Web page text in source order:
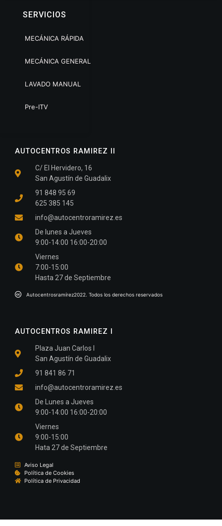
AUTOCENTROS RAMIREZ I
Plaza Juan Carlos I
San Agustín de Guadalix
91 841 86 71
info@autocentroramirez.es
De Lunes a Jueves
9:00-14:00 16:00-20:00
Viernes
9:00-15:00
Hata 27 de Septiembre
Aviso Legal
Política de Cookies
Política de Privacidad
AUTOCENTROS RAMIREZ II
C/ El Hervidero, 16
San Agustín de Guadalix
91 848 95 69
625 385 145
info@autocentroramirez.es
De lunes a Jueves
9:00-14:00 16:00-20:00
Viernes
7:00-15:00
Hasta 27 de Septiembre
Autocentrosramírez2022. Todos los derechos reservados
SERVICIOS
MECÁNICA RÁPIDA
MECÁNICA GENERAL
LAVADO MANUAL
Pre-ITV